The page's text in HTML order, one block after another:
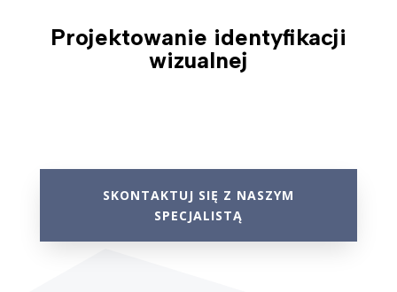
Projektowanie identyfikacji
wizualnej
SKONTAKTUJ SIĘ Z NASZYM
SPECJALISTĄ